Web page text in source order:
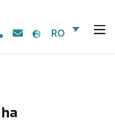
RO
ha